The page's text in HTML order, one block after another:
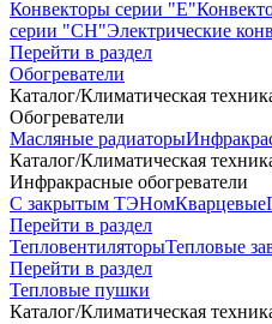
Конвекторы серии "Е"
серии "СН"Электрические
Перейти в раздел
Обогреватели
Каталог/Климатическая
Обогреватели
Масляные радиаторы
Каталог/Климатическая
Инфракрасные обогреватели
С закрытым ТЭНомКварцевые
Перейти в раздел
ТепловентиляторыТепловые
Перейти в раздел
Тепловые пушки
Каталог/Климатическая